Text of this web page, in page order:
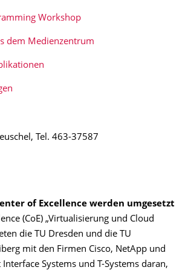
Workshop
dem Medienzentrum
Tel. 463-37587
of Excellence werden umgesetzt
(CoE) „Virtualisierung und Cloud
die TU Dresden und die TU
mit den Firmen Cisco, NetApp und
Systems und T-Systems daran,